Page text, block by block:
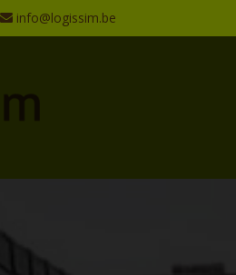
info@logissim.be